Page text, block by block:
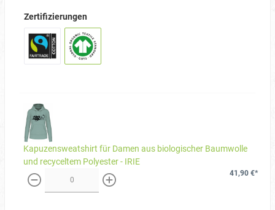
Zertifizierungen
Kapuzensweatshirt für Damen aus biologischer Baumwolle
und recyceltem Polyester - IRIE
weniger mehr
41,90 €*